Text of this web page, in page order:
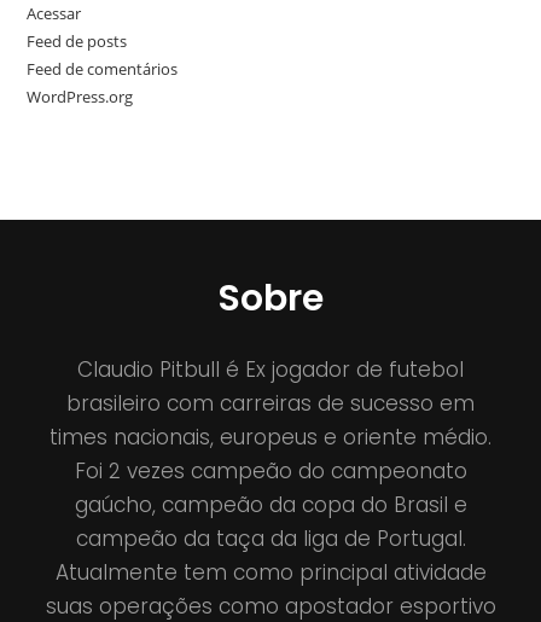
Acessar
Feed de posts
Feed de comentários
WordPress.org
Sobre
Claudio Pitbull é Ex jogador de futebol
brasileiro com carreiras de sucesso em
times nacionais, europeus e oriente médio.
Foi 2 vezes campeão do campeonato
gaúcho, campeão da copa do Brasil e
campeão da taça da liga de Portugal.
Atualmente tem como principal atividade
suas operações como apostador esportivo